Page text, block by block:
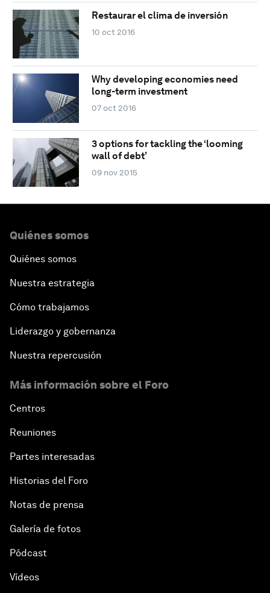
Restaurar el clima de inversión
10 oct 2016
Why developing economies need
long-term investment
07 oct 2016
3 options for tackling the ‘looming
wall of debt’
09 nov 2015
Quiénes somos
Quiénes somos
Nuestra estrategia
Cómo trabajamos
Liderazgo y gobernanza
Nuestra repercusión
Más información sobre el Foro
Centros
Reuniones
Partes interesadas
Historias del Foro
Notas de prensa
Galería de fotos
Pódcast
Vídeos